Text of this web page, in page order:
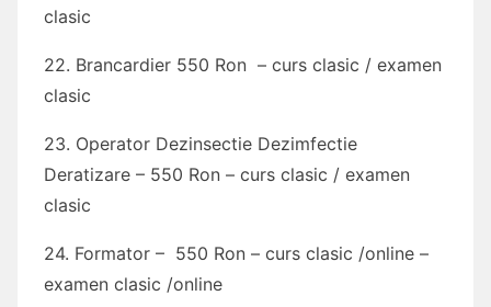
clasic
22. Brancardier 550 Ron – curs clasic / examen
clasic
23. Operator Dezinsectie Dezimfectie
Deratizare – 550 Ron – curs clasic / examen
clasic
24. Formator – 550 Ron – curs clasic /online –
examen clasic /online